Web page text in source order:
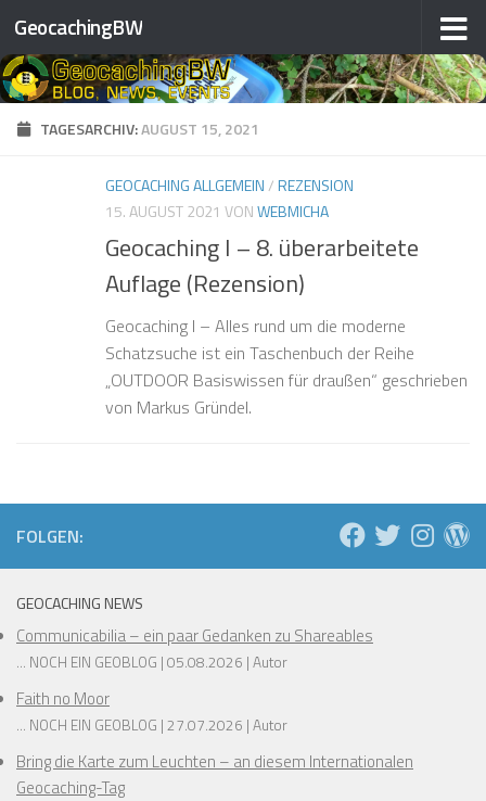
Zum Inhalt springen
GeocachingBW
TAGESARCHIV:AUGUST 15, 2021
GEOCACHING ALLGEMEIN/REZENSION
15. AUGUST 2021 VONWEBMICHA
Geocaching I – 8. überarbeitete
Auflage (Rezension)
Geocaching I – Alles rund um die moderne
Schatzsuche ist ein Taschenbuch der Reihe
„OUTDOOR Basiswissen für draußen“ geschrieben
von Markus Gründel.
FOLGEN:
GEOCACHING NEWS
Communicabilia – ein paar Gedanken zu Shareables
... NOCH EIN GEOBLOG 05.08.2026 Autor
Faith no Moor
... NOCH EIN GEOBLOG 27.07.2026 Autor
Bring die Karte zum Leuchten – an diesem Internationalen
Geocaching-Tag